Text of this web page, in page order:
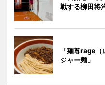
戦する柳田将
「麺尊rage
ジャー麺」